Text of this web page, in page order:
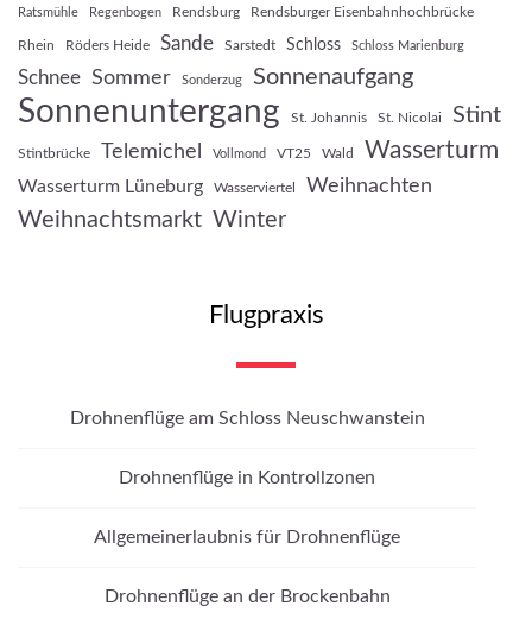
Ratsmühle Regenbogen Rendsburg Rendsburger Eisenbahnhochbrücke
Rhein Röders Heide Sande Sarstedt Schloss Schloss Marienburg
Schnee Sommer Sonderzug Sonnenaufgang
Sonnenuntergang St. Johannis St. Nicolai Stint
Stintbrücke Telemichel Vollmond VT25 Wald Wasserturm
Wasserturm Lüneburg Wasserviertel Weihnachten
Weihnachtsmarkt Winter
Flugpraxis
Drohnenflüge am Schloss Neuschwanstein
Drohnenflüge in Kontrollzonen
Allgemeinerlaubnis für Drohnenflüge
Drohnenflüge an der Brockenbahn